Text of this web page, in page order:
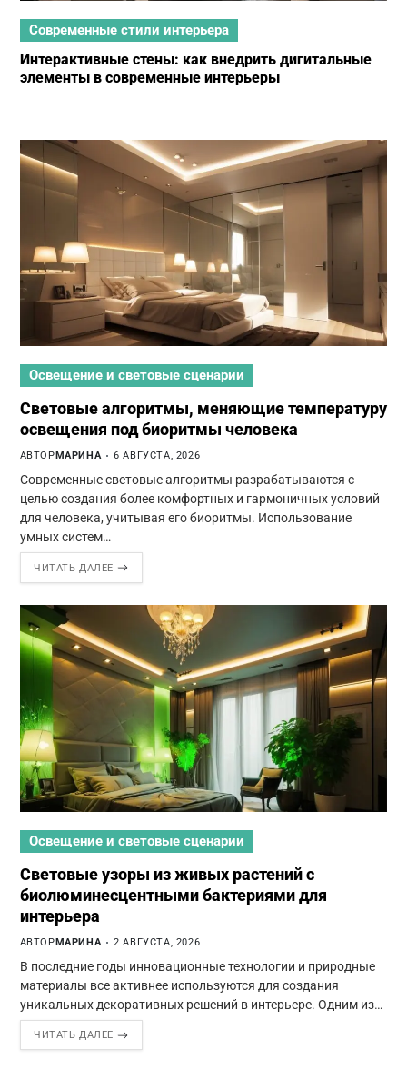
Современные стили интерьера
Интерактивные стены: как внедрить дигитальные
элементы в современные интерьеры
Освещение и световые сценарии
Световые алгоритмы, меняющие температуру
освещения под биоритмы человека
АВТОР МАРИНА 6 АВГУСТА, 2026
Современные световые алгоритмы разрабатываются с
целью создания более комфортных и гармоничных условий
для человека, учитывая его биоритмы. Использование
умных систем…
ЧИТАТЬ ДАЛЕЕ
Освещение и световые сценарии
Световые узоры из живых растений с
биолюминесцентными бактериями для
интерьера
АВТОРМАРИНА 2 АВГУСТА, 2026
В последние годы инновационные технологии и природные
материалы все активнее используются для создания
уникальных декоративных решений в интерьере. Одним из…
ЧИТАТЬ ДАЛЕЕ